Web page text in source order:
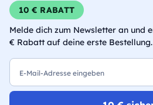
10 € RABATT
Melde dich zum Newsletter an und
€ Rabatt auf deine erste Bestellung.